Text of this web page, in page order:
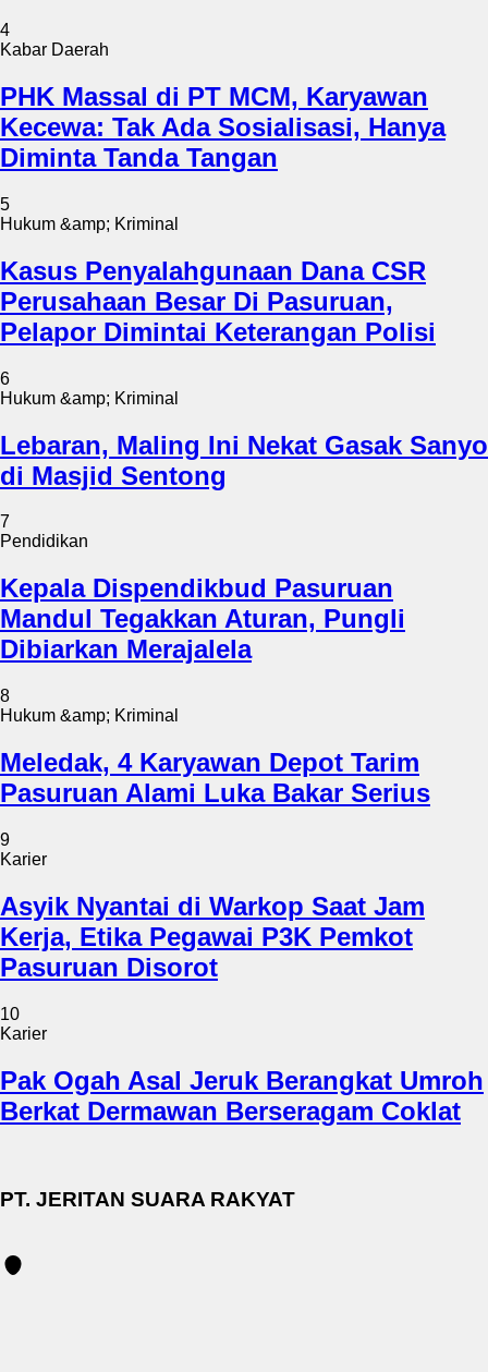
4
Kabar Daerah
PHK Massal di PT MCM, Karyawan
Kecewa: Tak Ada Sosialisasi, Hanya
Diminta Tanda Tangan
5
Hukum &amp; Kriminal
Kasus Penyalahgunaan Dana CSR
Perusahaan Besar Di Pasuruan,
Pelapor Dimintai Keterangan Polisi
6
Hukum &amp; Kriminal
Lebaran, Maling Ini Nekat Gasak Sanyo
di Masjid Sentong
7
Pendidikan
Kepala Dispendikbud Pasuruan
Mandul Tegakkan Aturan, Pungli
Dibiarkan Merajalela
8
Hukum &amp; Kriminal
Meledak, 4 Karyawan Depot Tarim
Pasuruan Alami Luka Bakar Serius
9
Karier
Asyik Nyantai di Warkop Saat Jam
Kerja, Etika Pegawai P3K Pemkot
Pasuruan Disorot
10
Karier
Pak Ogah Asal Jeruk Berangkat Umroh
Berkat Dermawan Berseragam Coklat
PT. JERITAN SUARA RAKYAT